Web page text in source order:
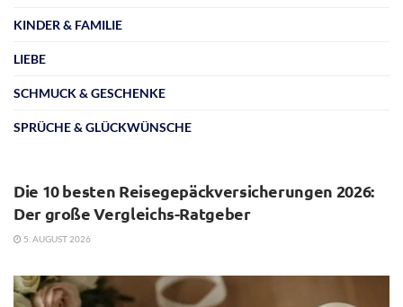
KINDER & FAMILIE
LIEBE
SCHMUCK & GESCHENKE
SPRÜCHE & GLÜCKWÜNSCHE
Die 10 besten Reisegepäckversicherungen 2026:
Der große Vergleichs-Ratgeber
5. AUGUST 2026